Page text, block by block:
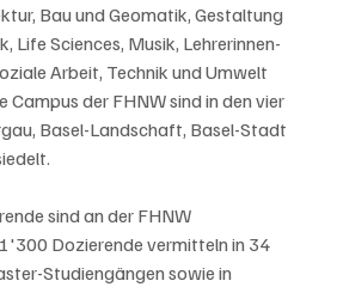
Bau und Geomatik, Gestaltung
Life Sciences, Musik, Lehrerinnen-
Arbeit, Technik und Umwelt
Campus der FHNW sind in den vier
Basel-Landschaft, Basel-Stadt
sind an der FHNW
Dozierende vermitteln in 34
Studiengängen sowie in